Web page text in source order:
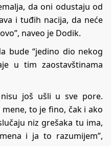
da oni odustaju od
i tuđih nacija, da neće
naveo je Dodik.
bude “jedino dio nekog
u tim zaostavštinama
još ušli u sve pore.
to je fino, čak i ako
niz grešaka tu ima,
i ja to razumijem”,